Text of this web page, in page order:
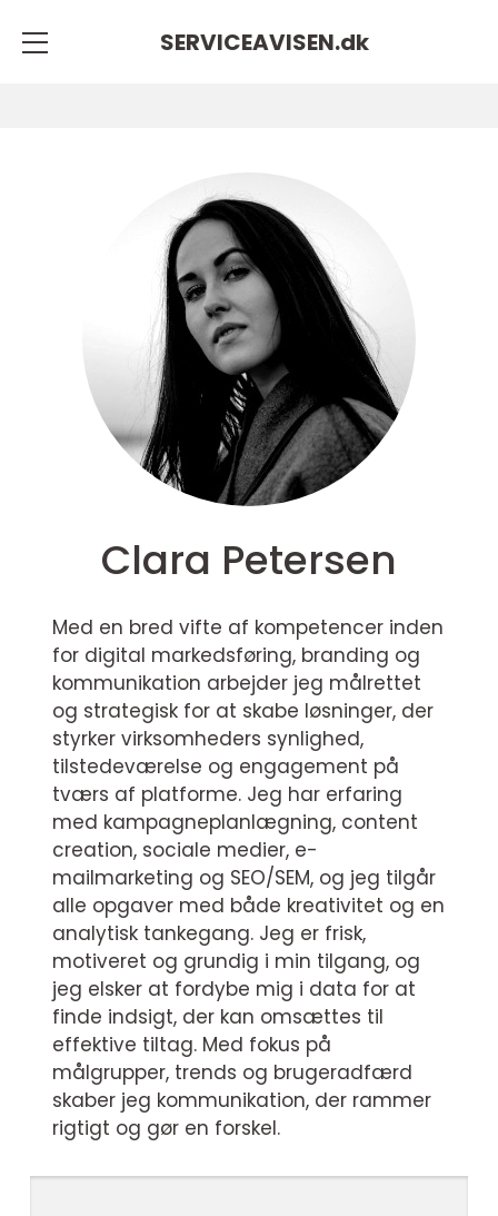
SERVICEAVISEN.dk
Clara Petersen
Med en bred vifte af kompetencer inden
for digital markedsføring, branding og
kommunikation arbejder jeg målrettet
og strategisk for at skabe løsninger, der
styrker virksomheders synlighed,
tilstedeværelse og engagement på
tværs af platforme. Jeg har erfaring
med kampagneplanlægning, content
creation, sociale medier, e-
mailmarketing og SEO/SEM, og jeg tilgår
alle opgaver med både kreativitet og en
analytisk tankegang. Jeg er frisk,
motiveret og grundig i min tilgang, og
jeg elsker at fordybe mig i data for at
finde indsigt, der kan omsættes til
effektive tiltag. Med fokus på
målgrupper, trends og brugeradfærd
skaber jeg kommunikation, der rammer
rigtigt og gør en forskel.